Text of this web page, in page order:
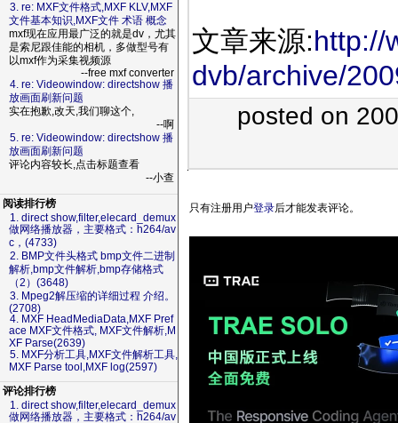
3. re: MXF文件格式,MXF KLV,MXF
文件基本知识,MXF文件 术语 概念
mxf现在应用最广泛的就是dv，尤其
是索尼跟佳能的相机，多做型号有
以mxf作为采集视频源
--free mxf converter
4. re: Videowindow: directshow 播
放画面刷新问题
实在抱歉,改天,我们聊这个,
--啊
5. re: Videowindow: directshow 播
放画面刷新问题
评论内容较长,点击标题查看
--小查
阅读排行榜
1. direct show,filter,elecard_demux
做网络播放器，主要格式：h264/av
c，(4733)
2. BMP文件头格式 bmp文件二进制
解析,bmp文件解析,bmp存储格式
（2）(3648)
3. Mpeg2解压缩的详细过程 介绍。
(2708)
4. MXF HeadMediaData,MXF Pref
ace MXF文件格式, MXF文件解析,M
XF Parse(2639)
5. MXF分析工具,MXF文件解析工具,
MXF Parse tool,MXF log(2597)
评论排行榜
1. direct show,filter,elecard_demux
做网络播放器，主要格式：h264/av
文章来源:http://
dvb/archive/
posted on
只有注册用户登录后才能发表评论。